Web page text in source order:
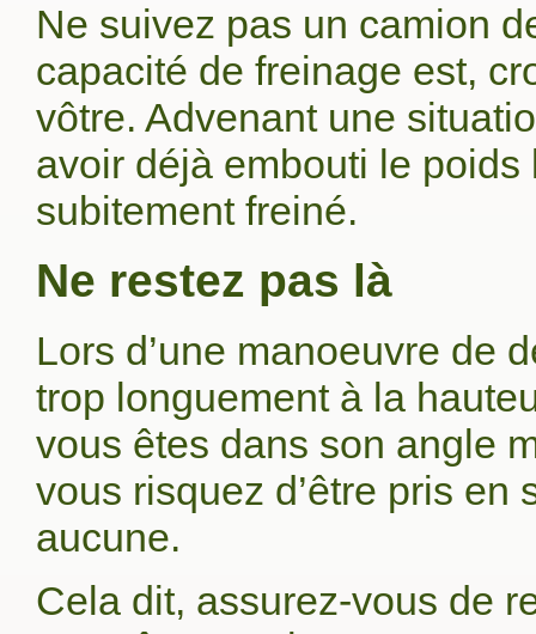
Ne suivez pas un camion
capacité de freinage est,
vôtre. Advenant une
avoir déjà embouti le poids
subitement freiné.
Ne restez pas là
Lors d’une manoeuvre de
trop longuement à la
vous êtes dans son angle
vous risquez d’être pris
aucune.
Cela dit, assurez-vous de